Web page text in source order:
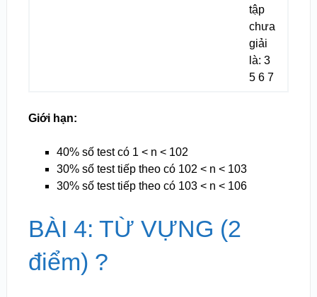
tập
chưa
giải
là: 3
5 6 7
Giới hạn:
40% số test có 1 < n < 102
30% số test tiếp theo có 102 < n < 103
30% số test tiếp theo có 103< n < 106
BÀI 4: TỪ VỰNG (2
điểm) ?